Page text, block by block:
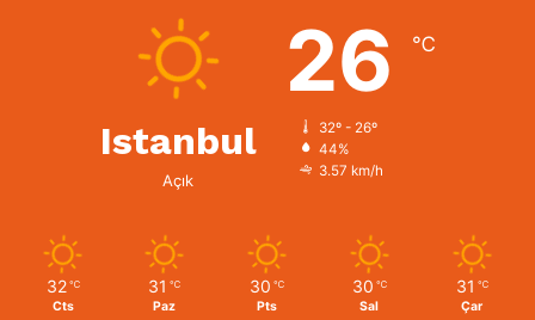
Istanbul
Açık
26 ℃
32º - 26º
44%
3.57 km/h
32 ℃
Cts
31 ℃
Paz
30 ℃
Pts
30 ℃
Sal
31 ℃
Çar